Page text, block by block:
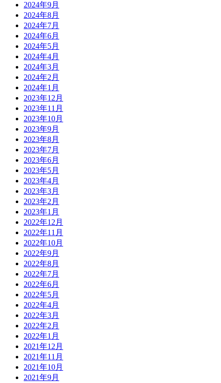
2024年9月
2024年8月
2024年7月
2024年6月
2024年5月
2024年4月
2024年3月
2024年2月
2024年1月
2023年12月
2023年11月
2023年10月
2023年9月
2023年8月
2023年7月
2023年6月
2023年5月
2023年4月
2023年3月
2023年2月
2023年1月
2022年12月
2022年11月
2022年10月
2022年9月
2022年8月
2022年7月
2022年6月
2022年5月
2022年4月
2022年3月
2022年2月
2022年1月
2021年12月
2021年11月
2021年10月
2021年9月